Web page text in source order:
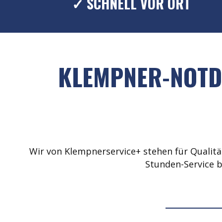
KLEMPNER-
Wir von Klempnerservice+ stehen für
Stunden-Service